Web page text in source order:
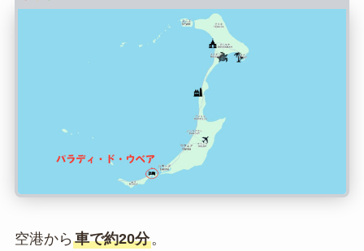
空港から 車で約20分。